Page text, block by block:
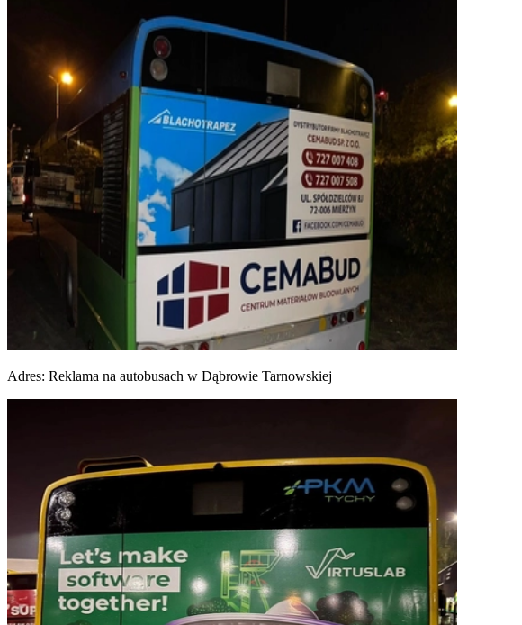
Adres: Reklama na autobusach w Dąbrowie Tarnowskiej